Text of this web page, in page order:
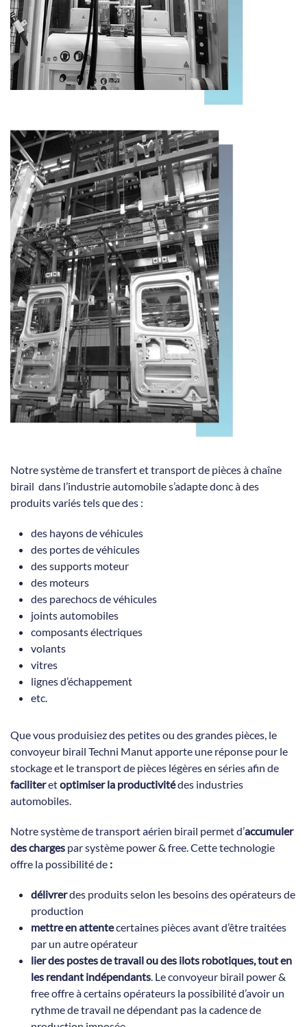
Notre système de transfert et transport de pièces à chaîne
birail dans l’industrie automobile s’adapte donc à des
produits variés tels que des :
des hayons de véhicules
des portes de véhicules
des supports moteur
des moteurs
des parechocs de véhicules
joints automobiles
composants électriques
volants
vitres
lignes d’échappement
etc.
Que vous produisiez des petites ou des grandes pièces, le
convoyeur birail Techni Manut apporte une réponse pour le
stockage et le transport de pièces légères en séries afin de
faciliteretoptimiser la productivitédes industries
automobiles.
Notre système de transport aérien birail permet d’accumuler
des charges par système power & free. Cette technologie
offre la possibilité de :
délivrerdes produits selon les besoins des opérateurs de
production
mettre en attentecertaines pièces avant d’être traitées
par un autre opérateur
lier des postes de travail ou des ilots robotiques, tout en
les rendant indépendants . Le convoyeur birail power &
free offre à certains opérateurs la possibilité d’avoir un
rythme de travail ne dépendant pas la cadence de